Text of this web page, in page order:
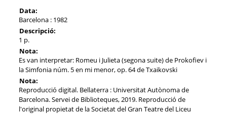
Data:
Barcelona : 1982
Descripció:
1 p.
Nota:
Es van interpretar: Romeu i Julieta (segona suite) de Prokofiev i
la Simfonia núm. 5 en mi menor, op. 64 de Txaikovski
Nota:
Reproducció digital. Bellaterra : Universitat Autònoma de
Barcelona. Servei de Biblioteques, 2019. Reproducció de
l'original propietat de la Societat del Gran Teatre del Liceu